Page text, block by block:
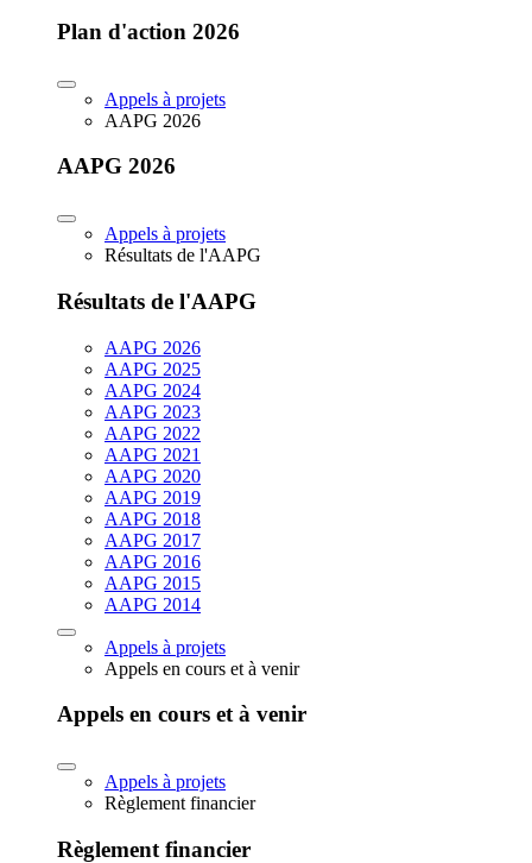
Plan d'action 2026
Appels à projets
AAPG 2026
AAPG 2026
Appels à projets
Résultats de l'AAPG
Résultats de l'AAPG
AAPG 2026
AAPG 2025
AAPG 2024
AAPG 2023
AAPG 2022
AAPG 2021
AAPG 2020
AAPG 2019
AAPG 2018
AAPG 2017
AAPG 2016
AAPG 2015
AAPG 2014
Appels à projets
Appels en cours et à venir
Appels en cours et à venir
Appels à projets
Règlement financier
Règlement financier